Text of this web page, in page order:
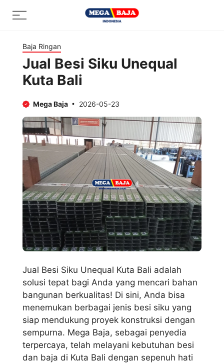
Menu
Baja Ringan
Jual Besi Siku Unequal
Kuta Bali
Mega Baja 2026-05-23
Jual Besi Siku Unequal Kuta Bali adalah
solusi tepat bagi Anda yang mencari bahan
bangunan berkualitas! Di sini, Anda bisa
menemukan berbagai jenis besi siku yang
siap mendukung proyek konstruksi dengan
sempurna. Mega Baja, sebagai penyedia
terpercaya, telah melayani kebutuhan besi
dan baja di Kuta Bali dengan sepenuh hati